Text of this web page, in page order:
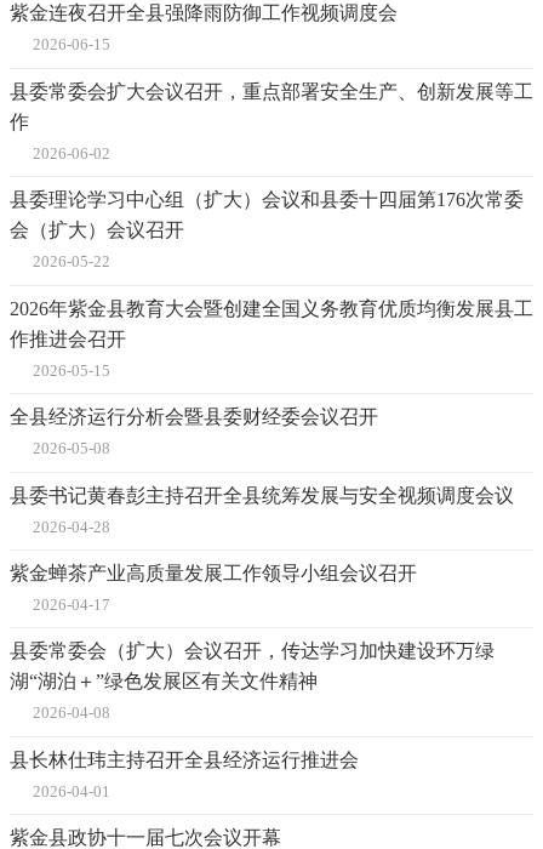
紫金连夜召开全县强降雨防御工作视频调度会
2026-06-15
县委常委会扩大会议召开，重点部署安全生产、创新发展等工
作
2026-06-02
县委理论学习中心组（扩大）会议和县委十四届第176次常委
会（扩大）会议召开
2026-05-22
2026年紫金县教育大会暨创建全国义务教育优质均衡发展县工
作推进会召开
2026-05-15
全县经济运行分析会暨县委财经委会议召开
2026-05-08
县委书记黄春彭主持召开全县统筹发展与安全视频调度会议
2026-04-28
紫金蝉茶产业高质量发展工作领导小组会议召开
2026-04-17
县委常委会（扩大）会议召开，传达学习加快建设环万绿
湖“湖泊＋”绿色发展区有关文件精神
2026-04-08
县长林仕玮主持召开全县经济运行推进会
2026-04-01
紫金县政协十一届七次会议开幕